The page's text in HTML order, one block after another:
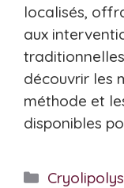
localisés,
aux
découvrir les
méthode et
disponibles
Catégories